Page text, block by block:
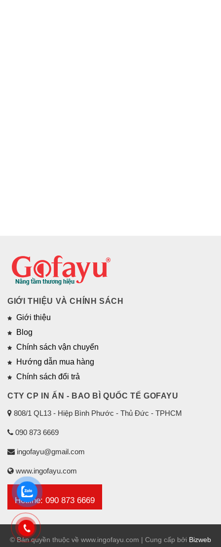
GIỚI THIỆU VÀ CHÍNH SÁCH
Giới thiệu
Blog
Chính sách vận chuyển
Hướng dẫn mua hàng
Chính sách đổi trả
CTY CP IN ẤN - BAO BÌ QUỐC TẾ GOFAYU
808/1 QL13 - Hiệp Bình Phước - Thủ Đức - TPHCM
090 873 6669
ingofayu@gmail.com
www.ingofayu.com
Hotline: 090 873 6669
© Bản quyền thuộc về www.ingofayu.com | Cung cấp bởi Bizweb